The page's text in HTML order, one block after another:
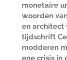
monetaire
woorden
en architect
tijdschrift
modderen
ene crisis in